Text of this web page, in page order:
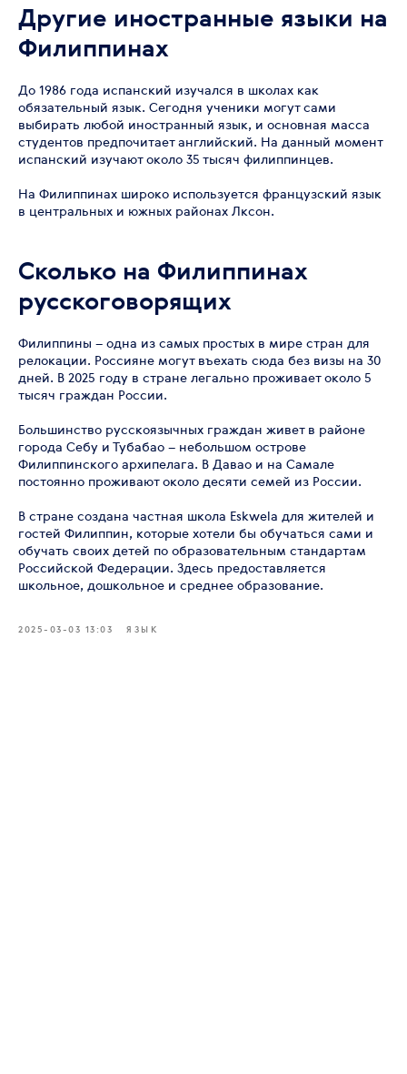
Другие иностранные языки на
Филиппинах
До 1986 года испанский изучался в школах как
обязательный язык. Сегодня ученики могут сами
выбирать любой иностранный язык, и основная масса
студентов предпочитает английский. На данный момент
испанский изучают около 35 тысяч филиппинцев.
На Филиппинах широко используется французский язык
в центральных и южных районах Лксон.
Сколько на Филиппинах
русскоговорящих
Филиппины – одна из самых простых в мире стран для
релокации. Россияне могут въехать сюда без визы на 30
дней. В 2025 году в стране легально проживает около 5
тысяч граждан России.
Большинство русскоязычных граждан живет в районе
города Себу и Тубабао – небольшом острове
Филиппинского архипелага. В Давао и на Самале
постоянно проживают около десяти семей из России.
В стране создана частная школа Eskwela для жителей и
гостей Филиппин, которые хотели бы обучаться сами и
обучать своих детей по образовательным стандартам
Российской Федерации. Здесь предоставляется
школьное, дошкольное и среднее образование.
2025-03-03 13:03 ЯЗЫК